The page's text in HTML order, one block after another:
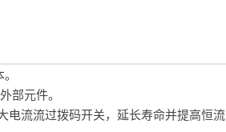
部元件。
电流流过拨码开关，延长寿命并提高恒流